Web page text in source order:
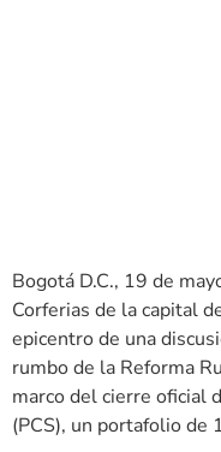
Bogotá D.C., 19 de
Corferias de la capital
epicentro de una
rumbo de la Reforma
marco del cierre oficial
(PCS), un portafolio